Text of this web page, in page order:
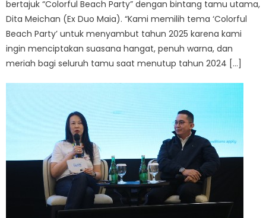
bertajuk “Colorful Beach Party” dengan bintang tamu utama,
Dita Meichan (Ex Duo Maia). “Kami memilih tema ‘Colorful
Beach Party’ untuk menyambut tahun 2025 karena kami
ingin menciptakan suasana hangat, penuh warna, dan
meriah bagi seluruh tamu saat menutup tahun 2024 […]